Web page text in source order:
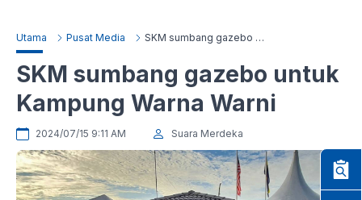
Utama Pusat Media SKM sumbang gazebo untuk Kampung Warna Warni
SKM sumbang gazebo untuk
Kampung Warna Warni
2024/07/15 9:11 AM Suara Merdeka